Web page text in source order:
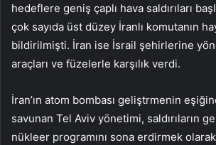
hedeflere geniş çaplı hava saldırıları
çok sayıda üst düzey İranlı komutanın
bildirilmişti. İran ise İsrail şehirlerine
araçları ve füzelerle karşılık verdi.
İran’ın atom bombası geliştrmenin
savunan Tel Aviv yönetimi, saldırıların
nükleer programını sona erdirmek olarak